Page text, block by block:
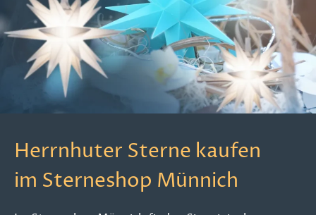
Herrnhuter Sterne kaufen
im Sterneshop Münnich